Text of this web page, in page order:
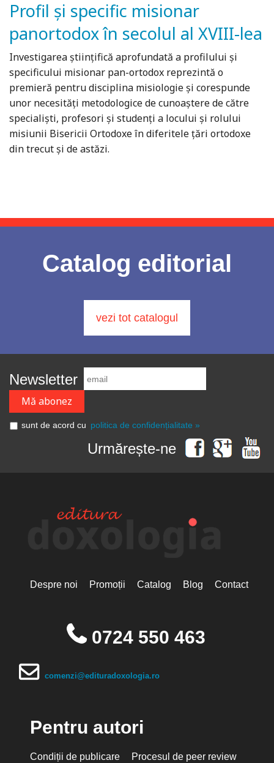
Profil și specific misionar
panortodox în secolul al XVIII-lea
Investigarea științifică aprofundată a profilului și
specificului misionar pan-ortodox reprezintă o
premieră pentru disciplina misiologie și corespunde
unor necesități metodologice de cunoaștere de către
specialiști, profesori și studenți a locului și rolului
misiunii Bisericii Ortodoxe în diferitele țări ortodoxe
din trecut și de astăzi.
Catalog editorial
vezi tot catalogul
Newsletter
sunt de acord cu politica de confidențialitate »
Urmărește-ne
Despre noi Promoții Catalog Blog Contact
0724 550 463
comenzi@edituradoxologia.ro
Pentru autori
Condiții de publicare
Procesul de peer review